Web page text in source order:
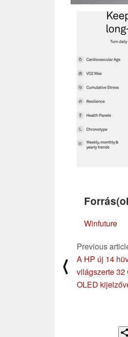
Winfuture
⟨
Previous
A HP új 14
világszerte 32
OLED